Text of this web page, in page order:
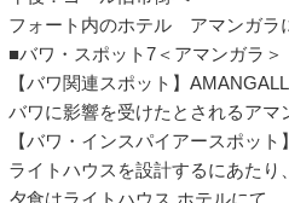
バワ後期の作品。 世界遺産・ゴ
生まれた「ドラマチィックな空間
午後：ゴール旧市街へ
フォート内のホテル アマンガラ
■バワ・スポット7＜アマンガラ＞
【バワ関連スポット】
バワに影響を受けたとされるアマ